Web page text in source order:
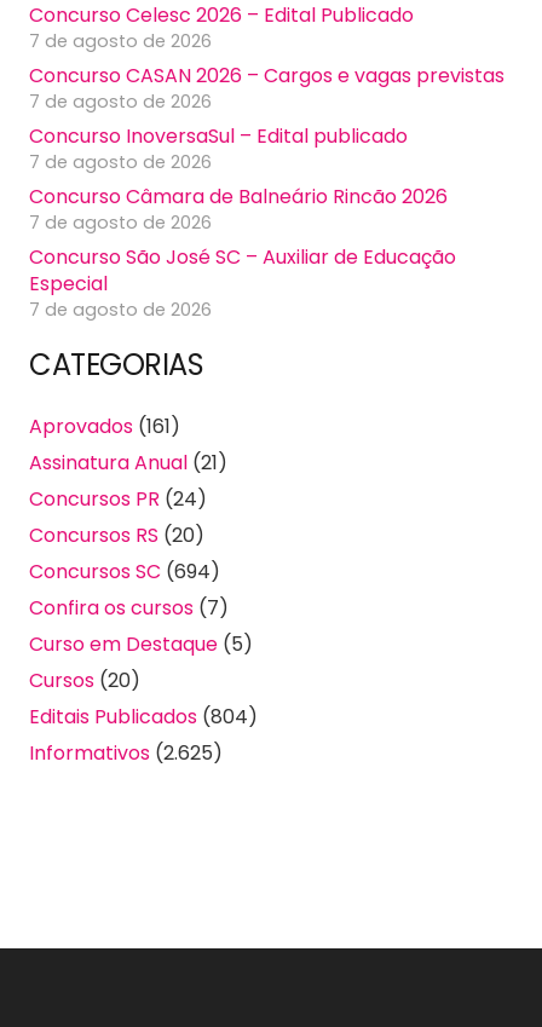
Concurso Celesc 2026 – Edital Publicado
7 de agosto de 2026
Concurso CASAN 2026 – Cargos e vagas previstas
7 de agosto de 2026
Concurso InoversaSul – Edital publicado
7 de agosto de 2026
Concurso Câmara de Balneário Rincão 2026
7 de agosto de 2026
Concurso São José SC – Auxiliar de Educação
Especial
7 de agosto de 2026
CATEGORIAS
Aprovados (161)
Assinatura Anual (21)
Concursos PR (24)
Concursos RS (20)
Concursos SC (694)
Confira os cursos (7)
Curso em Destaque (5)
Cursos (20)
Editais Publicados (804)
Informativos (2.625)